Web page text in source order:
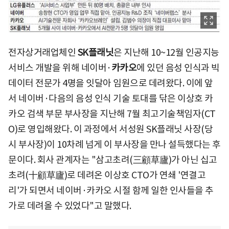
전자상거래업체인 SK플래닛은 지난해 10~12월 인공지능
서비스 개발을 위해 네이버·카카오에 있던 음성 인식과 빅
데이터 전문가 4명을 잇달아 임원으로 데려왔다. 이에 앞
서 네이버·다음의 음성 인식 기술 토대를 닦은 이상호 카
카오 검색 부문 부사장을 지난해 7월 최고기술책임자(CT
O)로 영입해왔다. 이 과정에서 서성원 SK플래닛 사장(당
시 부사장)이 10차례 넘게 이 부사장을 만나 설득했다는 후
문이다. 회사 관계자는 "삼고초려(三顧草廬)가 아닌 십고
초려(十顧草廬)로 데려온 이상호 CTO가 연쇄 '연결고
리'가 되면서 네이버·카카오 시절 함께 일한 인사들을 추
가로 데려올 수 있었다"고 말했다.